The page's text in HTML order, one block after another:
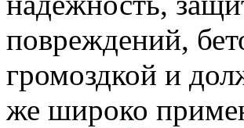
повреждений,
громоздкой и
же широко